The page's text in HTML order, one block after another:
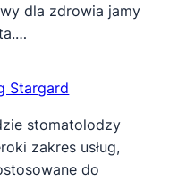
dla zdrowia jamy
Stargard
stomatolodzy
zakres usług,
do